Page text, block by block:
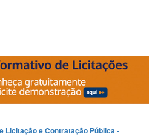
Licitação e Contratação Pública -